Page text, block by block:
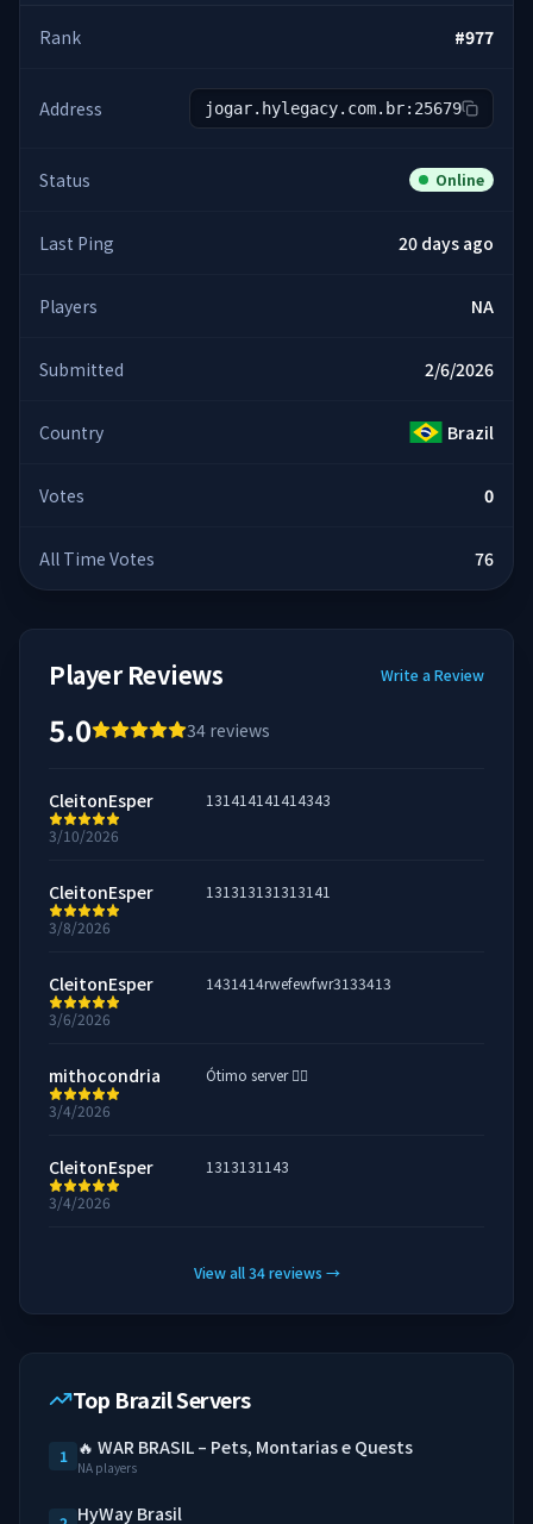
Rank #977
Address jogar.hylegacy.com.br:25679
Status Online
Last Ping 20 days ago
Players NA
Submitted 2/6/2026
Country Brazil
Votes 0
All Time Votes 76
Player Reviews Write a Review
5.0 34 reviews
CleitonEsper
3/10/2026
131414141414343
CleitonEsper
3/8/2026
131313131313141
CleitonEsper
3/6/2026
1431414rwefewfwr3133413
mithocondria
3/4/2026
Ótimo server 👍🏼
CleitonEsper
3/4/2026
1313131143
View all34 reviews →
Top Brazil Servers
1 🔥 WAR BRASIL – Pets, Montarias e Quests
NA players
HyWay Brasil